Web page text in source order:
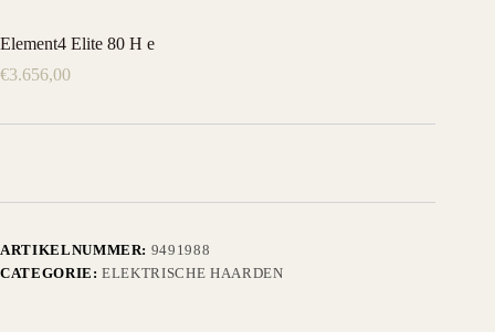
Element4 Elite 80 H e
€3.656,00
ARTIKELNUMMER: 9491988
CATEGORIE:ELEKTRISCHE HAARDEN